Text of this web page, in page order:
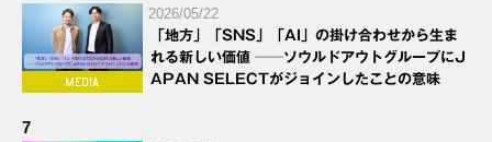
2026/05/22
「地方」「SNS」「AI」の掛け合わせから生ま
れる新しい価値 ──ソウルドアウトグループにJ
APAN SELECTがジョインしたことの意味
7